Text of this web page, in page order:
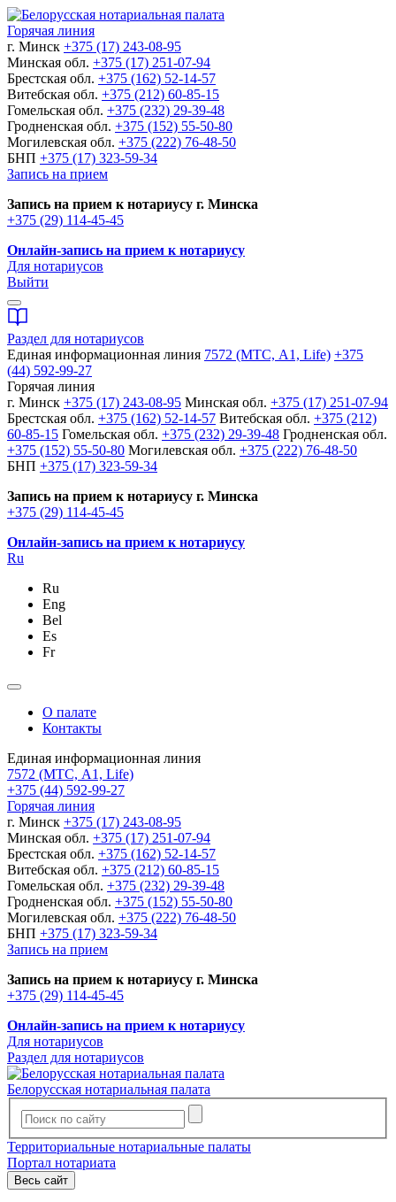
Горячая линия
г. Минск +375 (17) 243-08-95
Минская обл. +375 (17) 251-07-94
Брестская обл. +375 (162) 52-14-57
Витебская обл. +375 (212) 60-85-15
Гомельская обл. +375 (232) 29-39-48
Гродненская обл. +375 (152) 55-50-80
Могилевская обл. +375 (222) 76-48-50
БНП +375 (17) 323-59-34
Запись на прием
Запись на прием к нотариусу г. Минска
+375 (29) 114-45-45
Онлайн-запись на прием к нотариусу
Для нотариусов
Выйти
Раздел для нотариусов
Единая информационная линия 7572 (МТС, A1, Life) +375
(44) 592-99-27
Горячая линия
г. Минск +375 (17) 243-08-95 Минская обл. +375 (17) 251-07-94
Брестская обл. +375 (162) 52-14-57 Витебская обл. +375 (212)
60-85-15 Гомельская обл. +375 (232) 29-39-48 Гродненская обл.
+375 (152) 55-50-80 Могилевская обл. +375 (222) 76-48-50
БНП +375 (17) 323-59-34
Запись на прием к нотариусу г. Минска
+375 (29) 114-45-45
Онлайн-запись на прием к нотариусу
Ru
Ru
Eng
Bel
Es
Fr
О палате
Контакты
Единая информационная линия
7572 (МТС, A1, Life)
+375 (44) 592-99-27
Горячая линия
г. Минск +375 (17) 243-08-95
Минская обл. +375 (17) 251-07-94
Брестская обл. +375 (162) 52-14-57
Витебская обл. +375 (212) 60-85-15
Гомельская обл. +375 (232) 29-39-48
Гродненская обл. +375 (152) 55-50-80
Могилевская обл. +375 (222) 76-48-50
БНП +375 (17) 323-59-34
Запись на прием
Запись на прием к нотариусу г. Минска
+375 (29) 114-45-45
Онлайн-запись на прием к нотариусу
Для нотариусов
Раздел для нотариусов
Белорусская нотариальная палата
Территориальные нотариальные палаты
Портал нотариата
Весь сайт